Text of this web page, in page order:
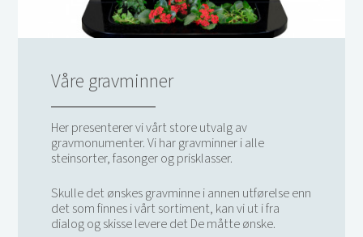
Våre gravminner
Her presenterer vi vårt store utvalg av
gravmonumenter. Vi har gravminner i alle
steinsorter, fasonger og prisklasser.
Skulle det ønskes gravminne i annen utførelse enn
det som finnes i vårt sortiment, kan vi ut i fra
dialog og skisse levere det De måtte ønske.